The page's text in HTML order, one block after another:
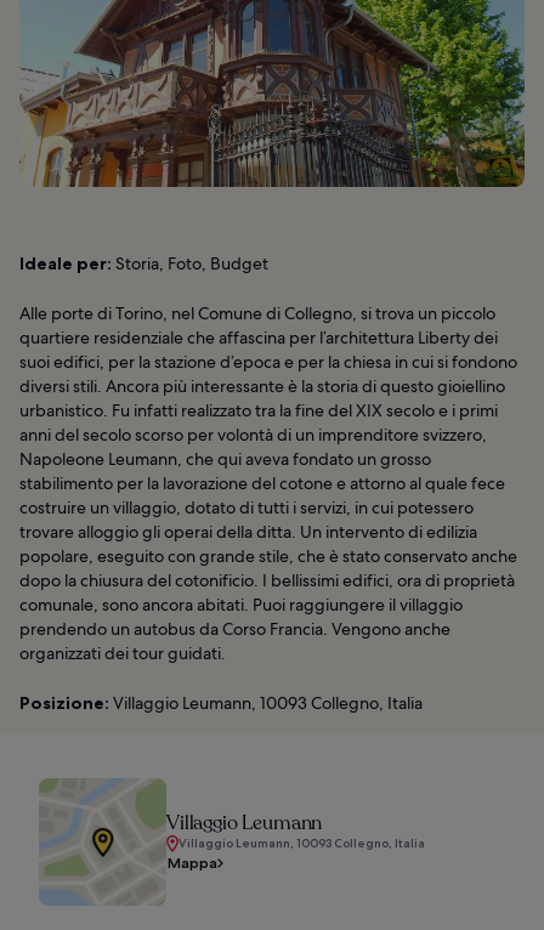
Ideale per: Storia, Foto, Budget
Alle porte di Torino, nel Comune di Collegno, si trova un piccolo
quartiere residenziale che affascina per l’architettura Liberty dei
suoi edifici, per la stazione d’epoca e per la chiesa in cui si fondono
diversi stili. Ancora più interessante è la storia di questo gioiellino
urbanistico. Fu infatti realizzato tra la fine del XIX secolo e i primi
anni del secolo scorso per volontà di un imprenditore svizzero,
Napoleone Leumann, che qui aveva fondato un grosso
stabilimento per la lavorazione del cotone e attorno al quale fece
costruire un villaggio, dotato di tutti i servizi, in cui potessero
trovare alloggio gli operai della ditta. Un intervento di edilizia
popolare, eseguito con grande stile, che è stato conservato anche
dopo la chiusura del cotonificio. I bellissimi edifici, ora di proprietà
comunale, sono ancora abitati. Puoi raggiungere il villaggio
prendendo un autobus da Corso Francia. Vengono anche
organizzati dei tour guidati.
Posizione: Villaggio Leumann, 10093 Collegno, Italia
Villaggio Leumann
Villaggio Leumann, 10093 Collegno, Italia
Mappa